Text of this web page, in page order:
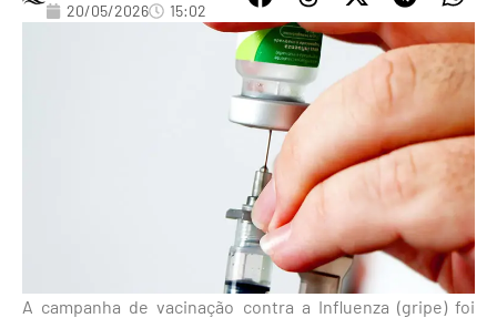
20/05/2026 15:02
A campanha de vacinação contra a Influenza (gripe) foi